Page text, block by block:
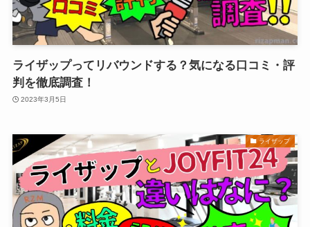
​​​​ライザップってリバウンドする？気になる口コミ・評
判を徹底調査！
2023年3月5日
ライザップ